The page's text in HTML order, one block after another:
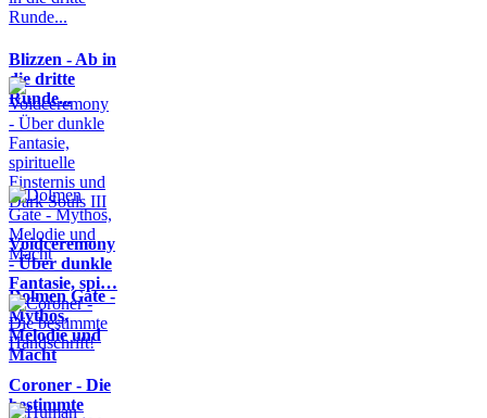
Blizzen - Ab in
die dritte
Runde...
Voidceremony
- Über dunkle
Fantasie, spi…
Dolmen Gate -
Mythos,
Melodie und
Macht
Coroner - Die
bestimmte